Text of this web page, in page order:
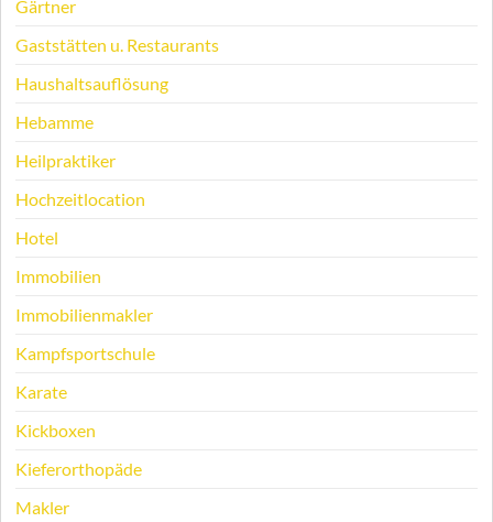
Gärtner
Gaststätten u. Restaurants
Haushaltsauflösung
Hebamme
Heilpraktiker
Hochzeitlocation
Hotel
Immobilien
Immobilienmakler
Kampfsportschule
Karate
Kickboxen
Kieferorthopäde
Makler